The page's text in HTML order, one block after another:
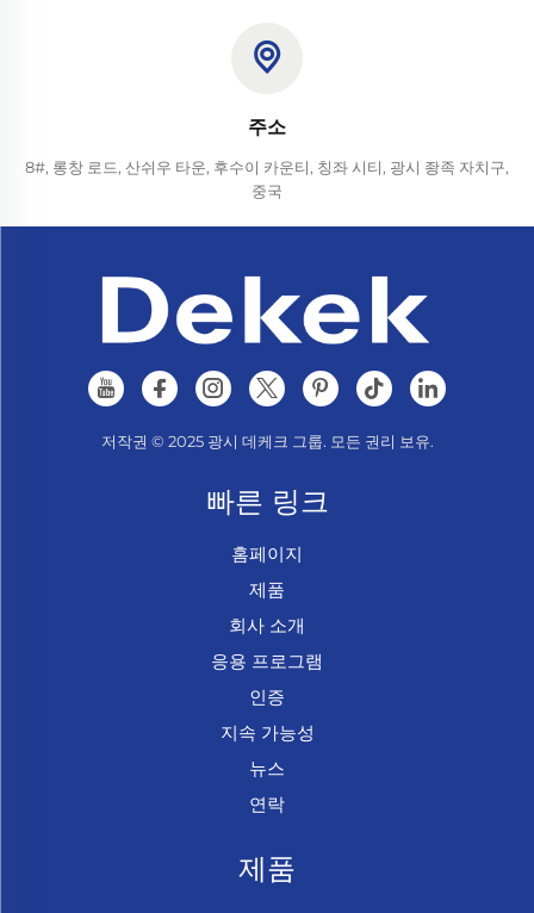
주소
8#, 롱창 로드, 산쉬우 타운, 후수이 카운티, 칭좌 시티, 광시 좡족 자치구,
중국
저작권 © 2025 광시 데케크 그룹. 모든 권리 보유.
빠른 링크
홈페이지
제품
회사 소개
응용 프로그램
인증
지속 가능성
뉴스
연락
제품